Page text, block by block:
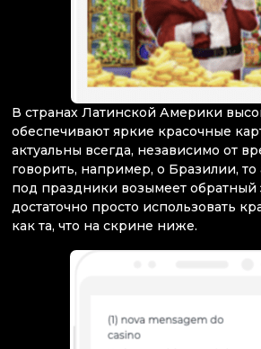
В странах Латинской Америки
обеспечивают яркие красочные
актуальны всегда, независимо от
говорить, например, о Бразилии,
под праздники возымеет обратный
достаточно просто использовать
как та, что на скрине ниже.